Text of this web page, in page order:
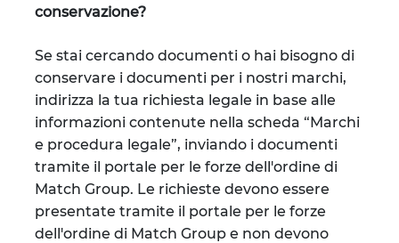
conservazione?
Se stai cercando documenti o hai bisogno di
conservare i documenti per i nostri marchi,
indirizza la tua richiesta legale in base alle
informazioni contenute nella scheda “Marchi
e procedura legale”, inviando i documenti
tramite il portale per le forze dell'ordine di
Match Group. Le richieste devono essere
presentate tramite il portale per le forze
dell'ordine di Match Group e non devono